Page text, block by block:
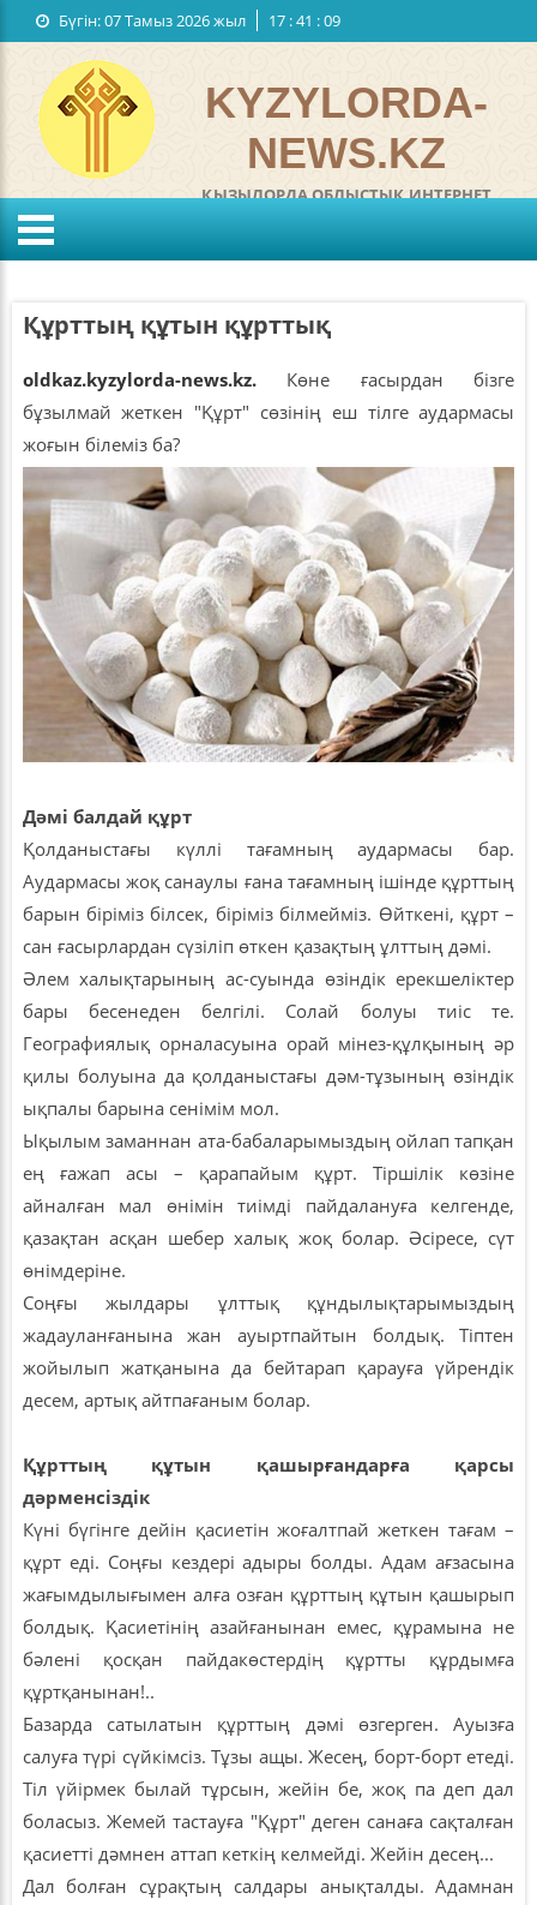
Бүгін:07 Тамыз 2026 жыл 17 :41 :09
Мемлекеттiк рәміздер
KYZYLORDA-
NEWS.KZ
ҚЫЗЫЛОРДА ОБЛЫСТЫҚ ИНТЕРНЕТ
Қысым:мм
Құрттың құтын құрттық
oldkaz.kyzylorda-news.kz.Көне ғасырдан бізге
бұзылмай жеткен "Құрт" сөзінің еш тілге аудармасы
жоғын білеміз ба?
Дәмі балдай құрт
Қолданыстағы күллі тағамның аудармасы бар.
Аудармасы жоқ санаулы ғана тағамның ішінде құрттың
барын біріміз білсек, біріміз білмейміз. Өйткені, құрт –
сан ғасырлардан сүзіліп өткен қазақтың ұлттың дәмі.
Әлем халықтарының ас-суында өзіндік ерекшеліктер
бары бесенеден белгілі. Солай болуы тиіс те.
Географиялық орналасуына орай мінез-құлқының әр
қилы болуына да қолданыстағы дәм-тұзының өзіндік
ықпалы барына сенімім мол.
Ықылым заманнан ата-бабаларымыздың ойлап тапқан
ең ғажап асы – қарапайым құрт. Тіршілік көзіне
айналған мал өнімін тиімді пайдалануға келгенде,
қазақтан асқан шебер халық жоқ болар. Әсіресе, сүт
өнімдеріне.
Соңғы жылдары ұлттық құндылықтарымыздың
жадауланғанына жан ауыртпайтын болдық. Тіптен
жойылып жатқанына да бейтарап қарауға үйрендік
десем, артық айтпағаным болар.
Құрттың құтын қашырғандарға қарсы
дәрменсіздік
Күні бүгінге дейін қасиетін жоғалтпай жеткен тағам –
құрт еді. Соңғы кездері адыры болды. Адам ағзасына
жағымдылығымен алға озған құрттың құтын қашырып
болдық. Қасиетінің азайғанынан емес, құрамына не
бәлені қосқан пайдакөстердің құртты құрдымға
құртқанынан!..
Базарда сатылатын құрттың дәмі өзгерген. Ауызға
салуға түрі сүйкімсіз. Тұзы ащы. Жесең, борт-борт етеді.
Тіл үйірмек былай тұрсын, жейін бе, жоқ па деп дал
боласыз. Жемей тастауға "Құрт" деген санаға сақталған
қасиетті дәмнен аттап кеткің келмейді. Жейін десең...
Дал болған сұрақтың салдары анықталды. Адамнан